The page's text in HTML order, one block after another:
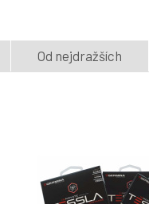
Od nejdražších